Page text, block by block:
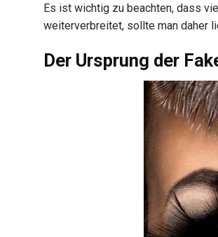
Es ist wichtig zu beachten, dass
weiterverbreitet, sollte man daher
Der Ursprung der